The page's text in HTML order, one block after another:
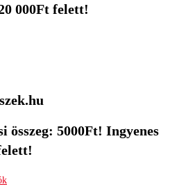
000Ft felett!
összeg: 5000Ft! Ingyenes